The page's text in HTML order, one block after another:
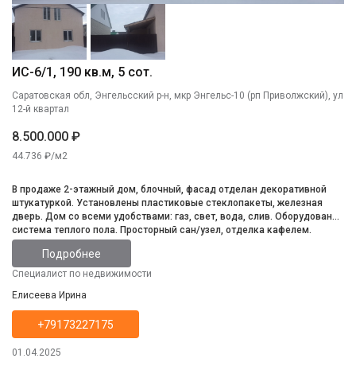
ИС-6/1, 190 кв.м, 5 сот.
Саратовская обл, Энгельсский р-н, мкр Энгельс-10 (рп Приволжский), ул
12-й квартал
8.500.000 ₽
44.736 ₽/м2
В продаже 2-этажный дом, блочный, фасад отделан декоративной
штукатуркой. Установлены пластиковые стеклопакеты, железная
дверь. Дом со всеми удобствами: газ, свет, вода, слив. Оборудована
система теплого пола. Просторный сан/узел, отделка кафелем.
Натяжные потолки, ламинат, стены под чистовую отделку. На первом
этаже - две изолированные спальни о больгая кухня-гостиная.
Поставлена лестница на второй этаж. Второй этаж обшит деревом,
межевание. Подходит под сельскую ипотеку.
Подробнее
Специалист по недвижимости
Елисеева Ирина
+79173227175
01.04.2025